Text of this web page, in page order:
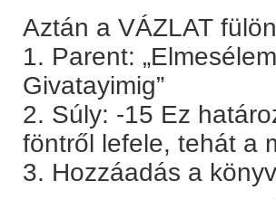
Aztán a VÁZLAT
1. Parent:
Givatayimig”
2. Súly: -15 Ez
föntről lefele, tehát a
3. Hozzáadás a